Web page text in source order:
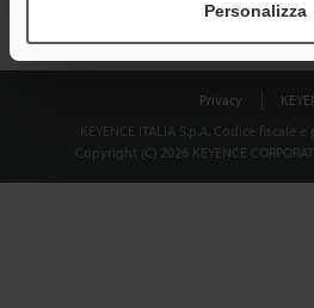
Personalizza
Privacy
KEYENCE ITALIA S.p.A. Codice fiscale
Copyright (C) 2026 KEYENCE